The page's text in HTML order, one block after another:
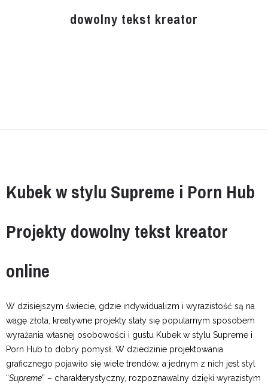
dowolny tekst kreator
Kubek w stylu Supreme i Porn Hub
Projekty dowolny tekst kreator
online
W dzisiejszym świecie, gdzie indywidualizm i wyrazistość są na
wagę złota, kreatywne projekty stały się popularnym sposobem
wyrażania własnej osobowości i gustu Kubek w stylu Supreme i
Porn Hub to dobry pomysł. W dziedzinie projektowania
graficznego pojawiło się wiele trendów, a jednym z nich jest styl
“Supreme” – charakterystyczny, rozpoznawalny dzięki wyrazistym